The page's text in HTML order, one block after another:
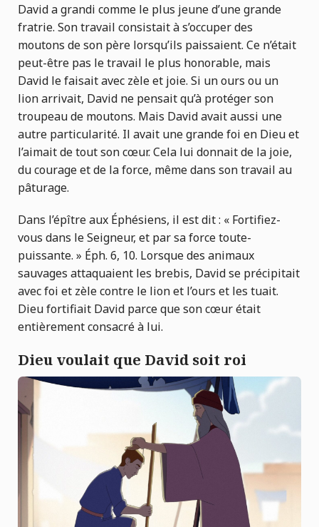
David a grandi comme le plus jeune d’une grande
fratrie. Son travail consistait à s’occuper des
moutons de son père lorsqu’ils paissaient. Ce n’était
peut-être pas le travail le plus honorable, mais
David le faisait avec zèle et joie. Si un ours ou un
lion arrivait, David ne pensait qu’à protéger son
troupeau de moutons. Mais David avait aussi une
autre particularité. Il avait une grande foi en Dieu et
l’aimait de tout son cœur. Cela lui donnait de la joie,
du courage et de la force, même dans son travail au
pâturage.
Dans l’épître aux Éphésiens, il est dit : « Fortifiez-
vous dans le Seigneur, et par sa force toute-
puissante. » Éph. 6, 10. Lorsque des animaux
sauvages attaquaient les brebis, David se précipitait
avec foi et zèle contre le lion et l’ours et les tuait.
Dieu fortifiait David parce que son cœur était
entièrement consacré à lui.
Dieu voulait que David soit roi